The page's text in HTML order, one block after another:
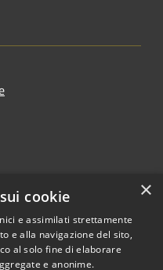
×
cookie
e assimilati strettamente
e alla navigazione del sito,
al solo fine di elaborare
e anonime.